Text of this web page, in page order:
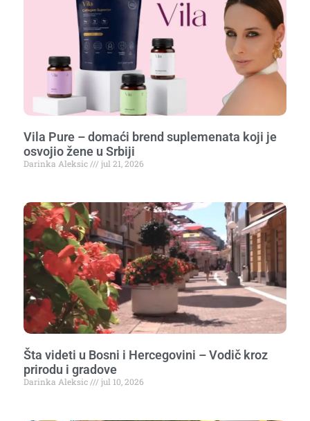
Vila Pure – domaći brend suplemenata koji je
osvojio žene u Srbiji
Darinka Aleksic jul 21, 2026
Šta videti u Bosni i Hercegovini – Vodič kroz
prirodu i gradove
Darinka Aleksic jul 10, 2026